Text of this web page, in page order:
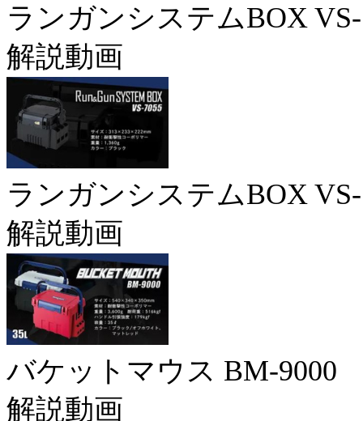
ランガンシステムBOX
解説動画
ランガンシステムBOX
解説動画
バケットマウス BM-9000
解説動画